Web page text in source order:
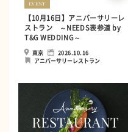
EVENT
【10月16日】アニバーサリーレ
ストラン ～NEEDS表参道 by
T&G WEDDING～
東京
2026.10.16
アニバーサリーレストラン